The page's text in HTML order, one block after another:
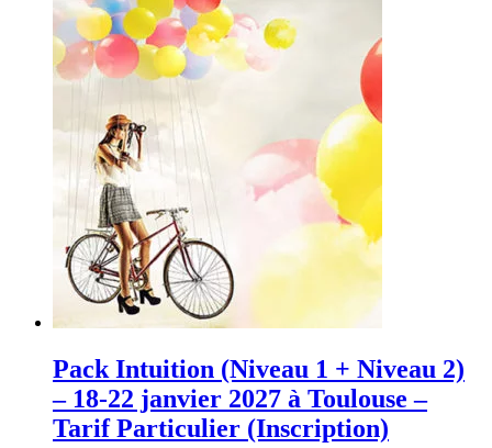
Pack Intuition (Niveau 1 + Niveau 2)
– 18-22 janvier 2027 à Toulouse –
Tarif Particulier (Inscription)